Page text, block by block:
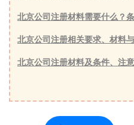
北京公司注册材料需要什么？
北京公司注册相关要求、材料
北京公司注册材料及条件、注